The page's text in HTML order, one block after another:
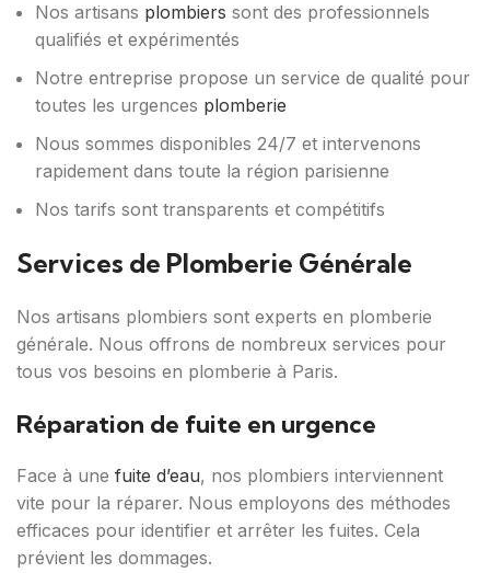
Nos artisans plombiers sont des professionnels
qualifiés et expérimentés
Notre entreprise propose un service de qualité pour
toutes les urgences plomberie
Nous sommes disponibles 24/7 et intervenons
rapidement dans toute la région parisienne
Nos tarifs sont transparents et compétitifs
Services de Plomberie Générale
Nos artisans plombiers sont experts en plomberie
générale. Nous offrons de nombreux services pour
tous vos besoins en plomberie à Paris.
Réparation de fuite en urgence
Face à une fuite d’eau, nos plombiers interviennent
vite pour la réparer. Nous employons des méthodes
efficaces pour identifier et arrêter les fuites. Cela
prévient les dommages.